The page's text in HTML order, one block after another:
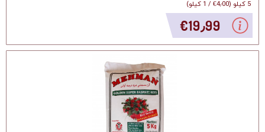
5 کیلو
(‎€4٫00 / 1 کیلو )
‎€19٫99